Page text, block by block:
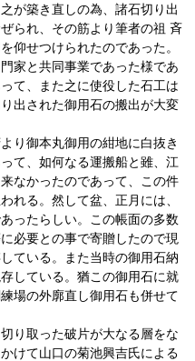
が築き直しの為、諸石切り出
られ、その筋より筆者の祖 斉
仰せつけられたのであった。
家と共同事業であった様であ
て、また之に使役した石工は
出された御用石の搬出が大変
り御本丸御用の紺地に白抜き
て、如何なる運搬船と雖、江
なかったのであって、この件
れる。然して盆、正月には、
ったらしい。この帳面の多数
必要との事で寄贈したので現
ている。また当時の御用石納
している。猶この御用石に就
場の外廓直し御用石も併せて
り取った破片が大なる層をな
けて山口の菊池興吉氏による